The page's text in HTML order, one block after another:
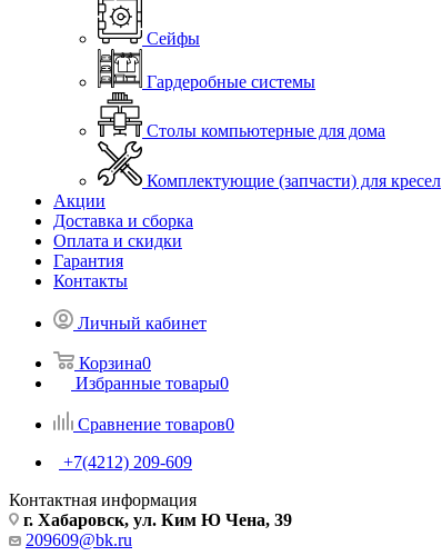
Сейфы
Гардеробные системы
Столы компьютерные для дома
Комплектующие (запчасти) для кресел
Акции
Доставка и сборка
Оплата и скидки
Гарантия
Контакты
Личный кабинет
Корзина0
Избранные товары0
Сравнение товаров0
+7(4212) 209-609
Контактная информация
г. Хабаровск, ул. Ким Ю Чена, 39
209609@bk.ru